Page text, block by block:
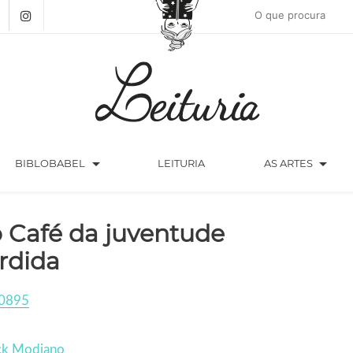
BIBLOBABEL arrow_drop_down LEITURIA AS ARTES arrow_drop_down
Café da juventude
Modiano